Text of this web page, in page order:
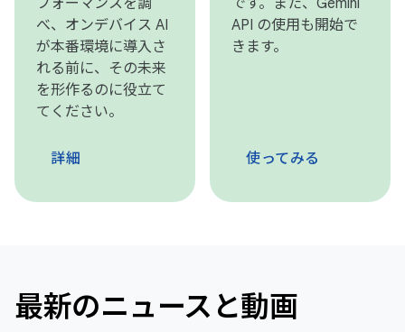
フォーマンスを調
べ、オンデバイス AI
が本番環境に導入さ
れる前に、その未来
を形作るのに役立て
てください。
詳細
です。また、Gemini
API の使用も開始で
きます。
使ってみる
最新のニュースと動画